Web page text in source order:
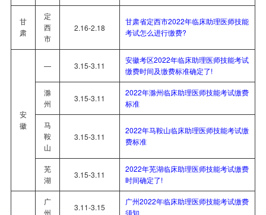
甘
肃
定
西
市
2.16-2.18
甘肃省定西市2022年临床助理医师技能
考试怎么进行缴费?
安
徽
— 3.15-3.11
安徽考区2022年临床助理医师技能考试
缴费时间及缴费标准确定了!
滁
州
3.15-3.11
2022年滁州临床助理医师技能考试缴费
标准
马
鞍
山
3.15-3.11
2022年马鞍山临床助理医师技能考试缴
费标准
芜
湖
3.15-3.11
2022年芜湖临床助理医师技能考试缴费
时间确定了!
广
州
3.11-3.15
广州2022年临床助理医师技能考试缴费
须知